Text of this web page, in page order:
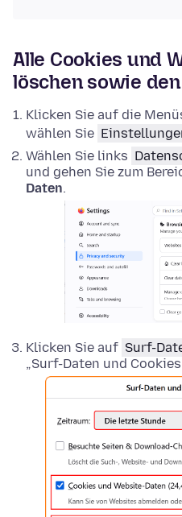
Alle Cookies und
löschen sowie
Klicken Sie auf die
wählen Sie
Wählen Sie links
und gehen Sie zum
Daten.
Klicken Sie auf Surf-
„Surf-Daten und